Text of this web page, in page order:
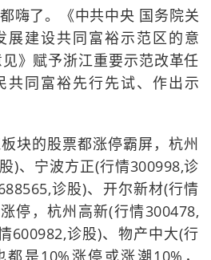
嗨了。《中共中央 国务院关
展建设共同富裕示范区的意
》赋予浙江重要示范改革任
共同富裕先行先试、作出示
块的股票都涨停霸屏，杭州
)、宁波方正(行情300998,诊
诊股)、开尔新材(行情
停，杭州高新(行情300478,
600982,诊股)、物产中大(行
是10%涨停或涨潮10%，